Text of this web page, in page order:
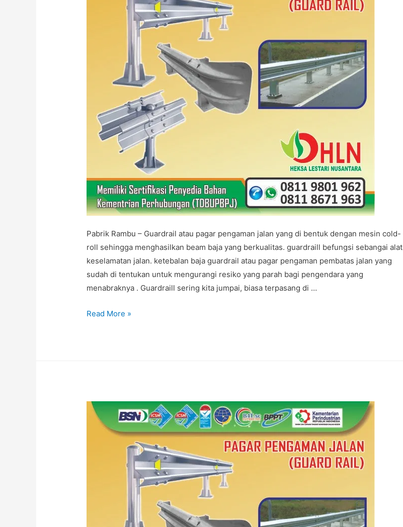
Pabrik Rambu – Guardrail atau pagar pengaman jalan yang di bentuk dengan mesin cold-
roll sehingga menghasilkan beam baja yang berkualitas. guardraill befungsi sebangai alat
keselamatan jalan. ketebalan baja guardrail atau pagar pengaman pembatas jalan yang
sudah di tentukan untuk mengurangi resiko yang parah bagi pengendara yang
menabraknya . Guardraill sering kita jumpai, biasa terpasang di …
Pabrik
Read More »